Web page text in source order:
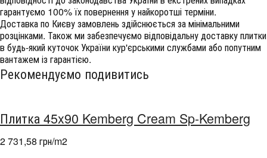
гарантуємо 100% їх повернення у найкоротші терміни.
Доставка по Києву замовлень здійснюється за мінімальними
розцінками. Також ми забезпечуємо відповідальну доставку плитки
в будь-який куточок України кур'єрськими службами або попутним
вантажем із гарантією.
Рекомендуємо подивитись
Плитка 45x90 Kemberg Cream Sp-Kemberg
2 731,58 грн/m2